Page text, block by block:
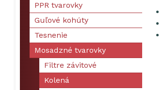
PPR tvarovky
Guľové kohúty
Tesnenie
Mosadzné tvarovky
Filtre závitové
Kolená